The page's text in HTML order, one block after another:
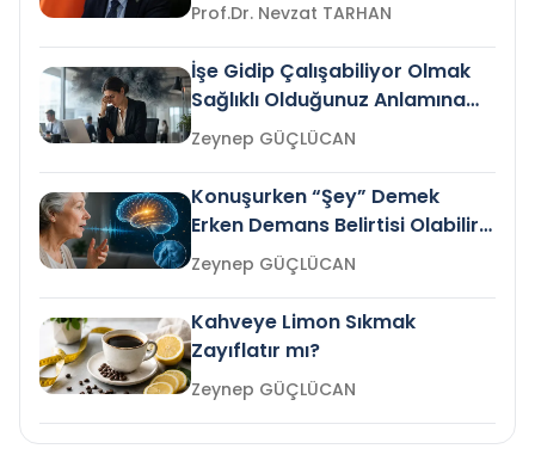
Prof.Dr. Nevzat TARHAN
İşe Gidip Çalışabiliyor Olmak
Sağlıklı Olduğunuz Anlamına
Gelir mi?Zeynep GÜÇLÜCAN
Konuşurken “Şey” Demek
Erken Demans Belirtisi Olabilir
mi?
Zeynep GÜÇLÜCAN
Kahveye Limon Sıkmak
Zayıflatır mı?
Zeynep GÜÇLÜCAN